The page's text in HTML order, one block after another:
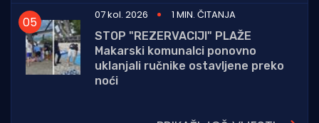
07 kol. 2026
1 MIN. ČITANJA
STOP "REZERVACIJI" PLAŽE
Makarski komunalci ponovno
uklanjali ručnike ostavljene preko
noći